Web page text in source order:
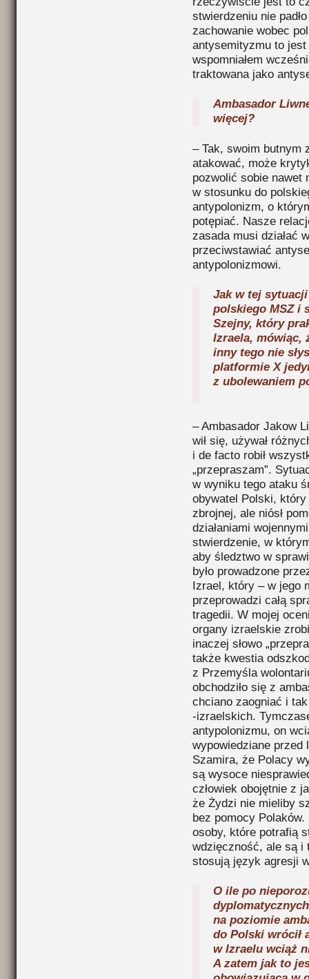
stwierdzeniu nie
zachowanie wobec
antysemityzmu to
wspomniałem
traktowana jako
Ambasador
więcej?
– Tak, swoim butnym
atakować, może
pozwolić sobie nawet
w stosunku do
antypolonizm, o
potępiać. Nasze
zasada musi działać
przeciwstawiać
antypolonizmowi.
Jak w tej
polskiego MSZ i
Szejny, który
Izraela, mówiąc,
inny tego nie
platformie X
z ubolewaniem
– Ambasador Jakow
wił się, używał
i de facto robił
„przepraszam”.
w wyniku tego ataku
obywatel Polski, który
zbrojnej, ale niósł
działaniami
stwierdzenie, w
aby śledztwo w
było prowadzone
Izrael, który – w jego
przeprowadzi całą
tragedii. W mojej
organy izraelskie
inaczej słowo
także kwestia
z Przemyśla
obchodziło się z
chciano zaogniać i
-izraelskich.
antypolonizmu, on
wypowiedziane
Szamira, że Polacy
są wysoce
człowiek obojętnie z
że Żydzi nie mieliby
bez pomocy
osoby, które potrafią
wdzięczność, ale są i
stosują język agresji
O ile po
na poziomie
do Polski wrócił
w Izraelu wciąż
A zatem jak to